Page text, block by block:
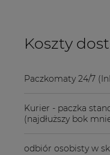
Koszty
Cena nie zawiera
Paczkomaty 24/7
Kurier - paczka
(najdłuższy bok
odbiór osobisty w